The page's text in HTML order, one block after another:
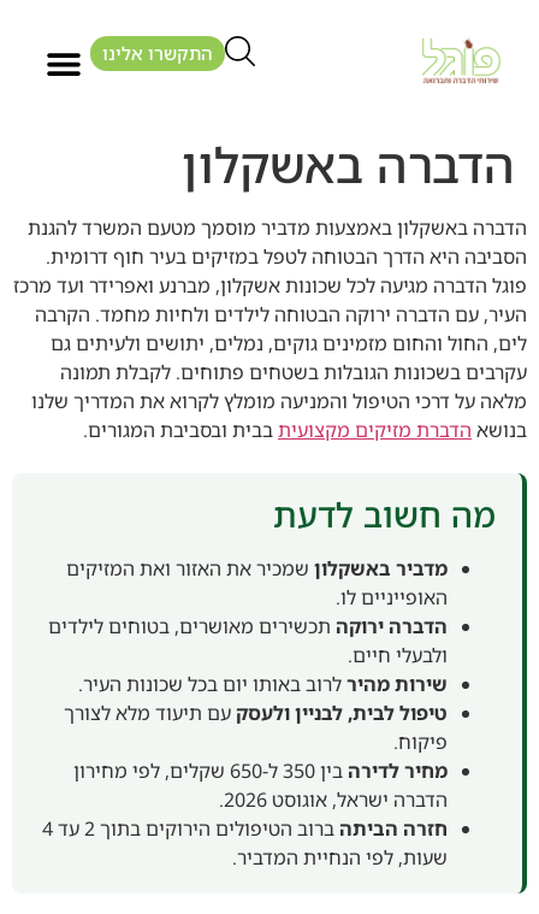
התקשרו אלינו
הדברה באשקלון
הדברה באשקלון באמצעות מדביר מוסמך מטעם המשרד להגנת
הסביבה היא הדרך הבטוחה לטפל במזיקים בעיר חוף דרומית.
פוגל הדברה מגיעה לכל שכונות אשקלון, מברנע ואפרידר ועד מרכז
העיר, עם הדברה ירוקה הבטוחה לילדים ולחיות מחמד. הקרבה
לים, החול והחום מזמינים גוקים, נמלים, יתושים ולעיתים גם
עקרבים בשכונות הגובלות בשטחים פתוחים. לקבלת תמונה
מלאה על דרכי הטיפול והמניעה מומלץ לקרוא את המדריך שלנו
בנושא הדברת מזיקים מקצועיתבבית ובסביבת המגורים.
מה חשוב לדעת
מדביר באשקלון שמכיר את האזור ואת המזיקים
האופייניים לו.
הדברה ירוקה תכשירים מאושרים, בטוחים לילדים
ולבעלי חיים.
שירות מהירלרוב באותו יום בכל שכונות העיר.
טיפול לבית, לבניין ולעסקעם תיעוד מלא לצורך
פיקוח.
מחיר לדירה
בין 350 ל-650 שקלים, לפי מחירון
הדברה ישראל, אוגוסט 2026.
חזרה הביתה
ברוב הטיפולים הירוקים בתוך 2 עד 4
שעות, לפי הנחיית המדביר.